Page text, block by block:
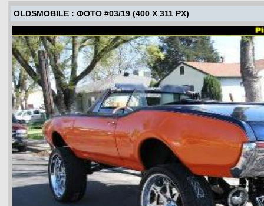
OLDSMOBILE : ФОТО #03/19 (400 X 311 PX)